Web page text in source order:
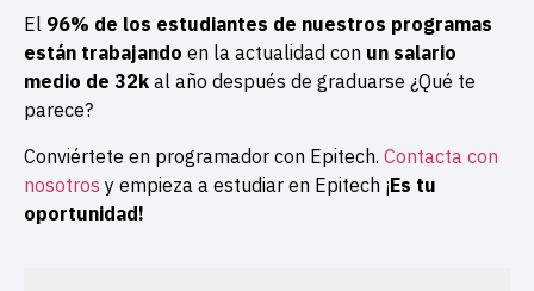
El 96% de los estudiantes de nuestros programas
están trabajando en la actualidad con un salario
medio de 32k al año después de graduarse ¿Qué te
parece?
Conviértete en programador con Epitech. Contacta con
nosotros y empieza a estudiar en Epitech ¡Es tu
oportunidad!